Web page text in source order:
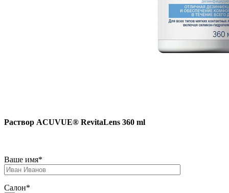
Раствор ACUVUE® RevitaLens 360 ml
Ваше имя*
Салон*